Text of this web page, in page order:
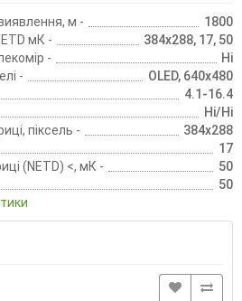
м -
1800
мК -
384x288, 17, 50
-
Ні
-
OLED, 640x480
4.1-16.4
Ні/Ні
піксель -
384x288
17
(NETD) <, мК -
50
50